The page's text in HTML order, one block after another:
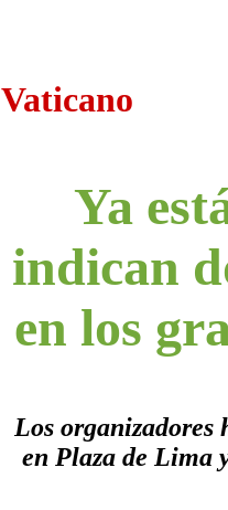
Vaticano
Ya
indican
en los
Los organizadores
en Plaza de Lima